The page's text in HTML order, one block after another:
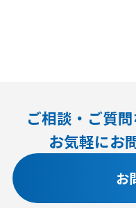
ご相談・ご質
お気軽にお
お